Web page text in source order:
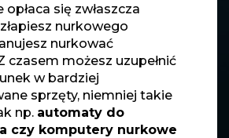
się zwłaszcza
nurkowego
nurkować
czasem możesz uzupełnić
w bardziej
sprzęty, niemniej takie
np. automaty do
czy komputery nurkowe